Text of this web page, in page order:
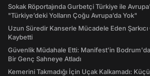
Sokak Röportajında Gurbetçi Türkiye ile
"Türkiye’deki Yolların Çoğu Avrupa’da Yok"
Uzun Süredir Kanserle Mücadele Eden Şarkıcı
Kaybetti
Güvenlik Müdahale Etti: Manifest'in
Bir Genç Sahneye Atladı
Kemerini Takmadığı İçin Uçak Kalkamadı: